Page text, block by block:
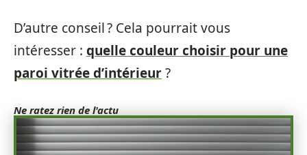
D’autre conseil ? Cela pourrait vous
intéresser : quelle couleur choisir pour une
paroi vitrée d’intérieur?
Ne ratez rien de l'actu